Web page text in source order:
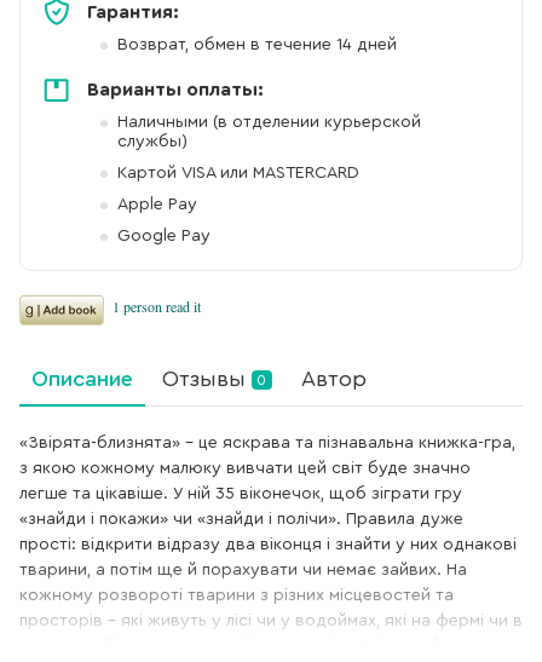
Гарантия:
Возврат, обмен в течение 14 дней
Варианты оплаты:
Наличными (в отделении курьерской
службы)
Картой VISA или MASTERCARD
Apple Pay
Google Pay
Описание Отзывы 0 Автор
«Звірята-близнята» – це яскрава та пізнавальна книжка-гра,
з якою кожному малюку вивчати цей світ буде значно
легше та цікавіше. У ній 35 віконечок, щоб зіграти гру
«знайди і покажи» чи «знайди і полічи». Правила дуже
прості: відкрити відразу два віконця і знайти у них однакові
тварини, а потім ще й порахувати чи немає зайвих. На
кожному розвороті тварини з різних місцевостей та
просторів – які живуть у лісі чи у водоймах, які на фермі чи в